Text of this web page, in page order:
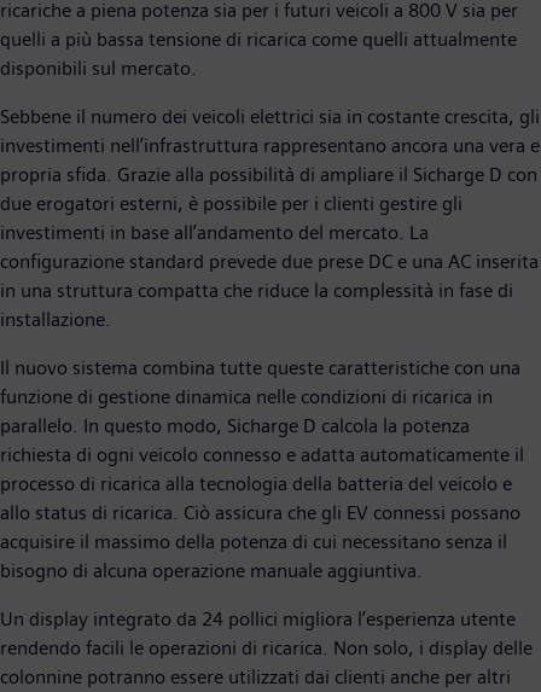
ricariche a piena potenza sia per i futuri veicoli a 800 V sia per
quelli a più bassa tensione di ricarica come quelli attualmente
disponibili sul mercato.
Sebbene il numero dei veicoli elettrici sia in costante crescita, gli
investimenti nell’infrastruttura rappresentano ancora una vera e
propria sfida. Grazie alla possibilità di ampliare il Sicharge D con
due erogatori esterni, è possibile per i clienti gestire gli
investimenti in base all’andamento del mercato. La
configurazione standard prevede due prese DC e una AC inserita
in una struttura compatta che riduce la complessità in fase di
installazione.
Il nuovo sistema combina tutte queste caratteristiche con una
funzione di gestione dinamica nelle condizioni di ricarica in
parallelo. In questo modo, Sicharge D calcola la potenza
richiesta di ogni veicolo connesso e adatta automaticamente il
processo di ricarica alla tecnologia della batteria del veicolo e
allo status di ricarica. Ciò assicura che gli EV connessi possano
acquisire il massimo della potenza di cui necessitano senza il
bisogno di alcuna operazione manuale aggiuntiva.
Un display integrato da 24 pollici migliora l’esperienza utente
rendendo facili le operazioni di ricarica. Non solo, i display delle
colonnine potranno essere utilizzati dai clienti anche per altri